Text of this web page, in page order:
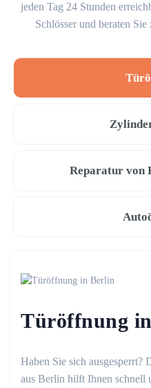
jeden Tag 24 Stunden
Schlösser und beraten
Reparatur von
Türöffnung
Haben Sie sich ausgesperrt?
aus Berlin hilft Ihnen schnell